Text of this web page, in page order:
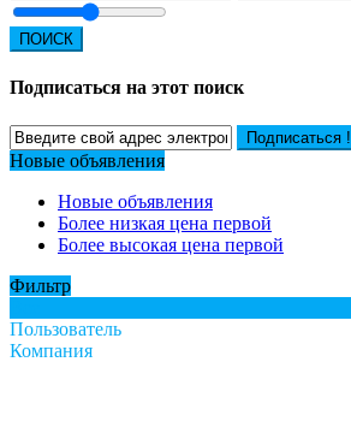
ПОИСК
Подписаться на этот поиск
Подписаться !
Новые объявления
Новые объявления
Более низкая цена первой
Более высокая цена первой
Фильтр
Пользователь
Компания